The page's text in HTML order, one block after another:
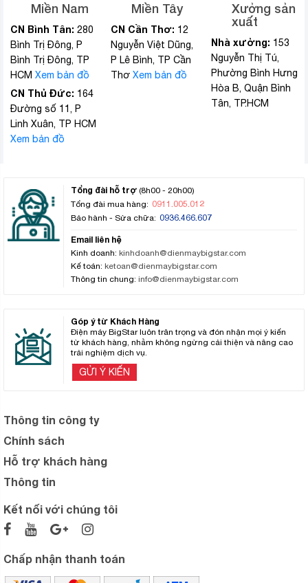
Miền Nam
CN Bình Tân: 280
Bình Trị Đông, P
Bình Trị Đông, TP
HCM Xem bản đồ
CN Thủ Đức: 164
Đường số 11, P
Linh Xuân, TP HCM
Xem bản đồ
Miền Tây
CN Cần Thơ: 12
Nguyễn Việt Dũng,
P Lê Bình, TP Cần
Thơ Xem bản đồ
Xưởng sản
xuất
Nhà xưởng: 153
Nguyễn Thị Tú,
Phường Bình Hưng
Hòa B, Quận Bình
Tân, TP.HCM
Tổng đài hỗ trợ (8h00 - 20h00)
Tổng đài mua hàng: 0911.005.012
Bảo hành - Sửa chữa: 0936.466.607
Email liên hệ
Kinh doanh: kinhdoanh@dienmaybigstar.com
Kế toán: ketoan@dienmaybigstar.com
Thông tin chung: info@dienmaybigstar.com
Góp ý từ Khách Hàng
Điện máy BigStar luôn trân trọng và đón nhận mọi ý kiến
từ khách hàng, nhằm không ngừng cải thiện và nâng cao
trải nghiệm dịch vụ.
GỬI Ý KIẾN
Thông tin công ty
Chính sách
Hỗ trợ khách hàng
Thông tin
Kết nối với chúng tôi
Chấp nhận thanh toán